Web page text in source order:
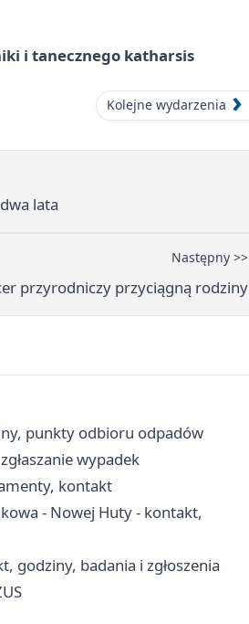
i tanecznego katharsis
Kolejne wydarzenia
lata
Następny >>
przyrodniczy przyciągną rodziny
punkty odbioru odpadów
wypadek
kontakt
- Nowej Huty - kontakt,
godziny, badania i zgłoszenia